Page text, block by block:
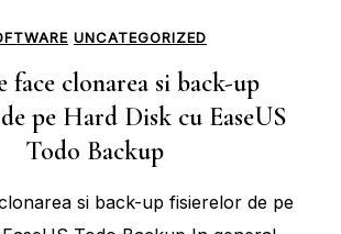
UNCATEGORIZED
face clonarea si back-up
pe Hard Disk cu EaseUS
Todo Backup
si back-up fisierelor de pe